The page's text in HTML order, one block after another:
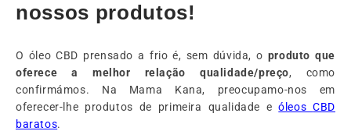
nossos produtos!
O óleo CBD prensado a frio é, sem dúvida, o produto que
oferece a melhor relação qualidade/preço, como
confirmámos. Na Mama Kana, preocupamo-nos em
oferecer-lhe produtos de primeira qualidade eóleosCBD
baratos.